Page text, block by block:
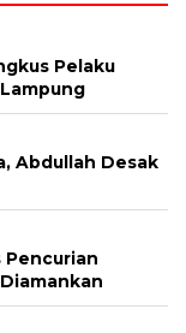
Pelaku
Abdullah Desak
Pencurian